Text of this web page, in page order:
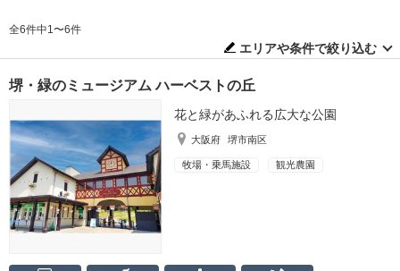
全6件中1〜6件
エリアや条件で絞り込む
堺・緑のミュージアム ハーベストの丘
花と緑があふれる広大な公園
大阪府 堺市南区
牧場・乗馬施設 観光農園